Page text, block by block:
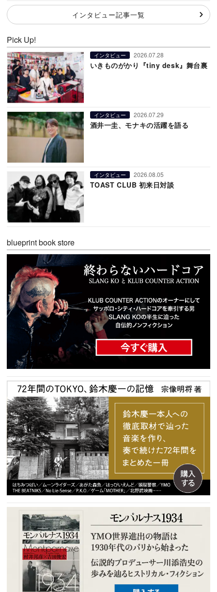
インタビュー記事一覧
Pick Up!
インタビュー 2026.07.28
いきものがかり『tiny desk』舞台裏
インタビュー 2026.07.29
酒井一圭、モナキの活躍を語る
インタビュー 2026.08.05
TOAST CLUB 初来日対談
blueprint book store